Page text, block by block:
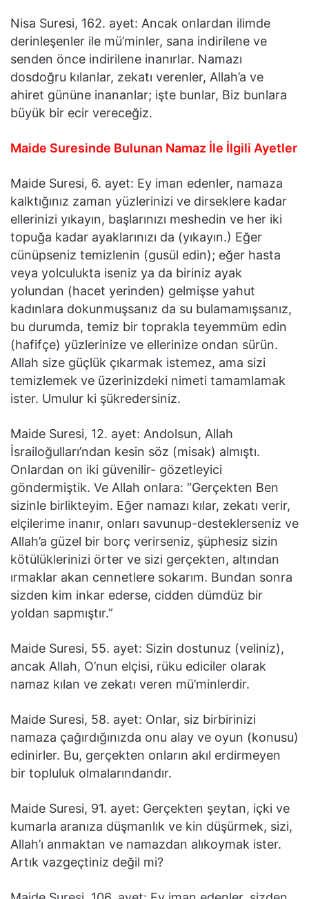
Nisa Suresi, 162. ayet: Ancak onlardan ilimde
derinleşenler ile mü’minler, sana indirilene ve
senden önce indirilene inanırlar. Namazı
dosdoğru kılanlar, zekatı verenler, Allah’a ve
ahiret gününe inananlar; işte bunlar, Biz bunlara
büyük bir ecir vereceğiz.
Maide Suresinde Bulunan Namaz İle İlgili Ayetler
Maide Suresi, 6. ayet: Ey iman edenler, namaza
kalktığınız zaman yüzlerinizi ve dirseklere kadar
ellerinizi yıkayın, başlarınızı meshedin ve her iki
topuğa kadar ayaklarınızı da (yıkayın.) Eğer
cünüpseniz temizlenin (gusül edin); eğer hasta
veya yolculukta iseniz ya da biriniz ayak
yolundan (hacet yerinden) gelmişse yahut
kadınlara dokunmuşsanız da su bulamamışsanız,
bu durumda, temiz bir toprakla teyemmüm edin
(hafifçe) yüzlerinize ve ellerinize ondan sürün.
Allah size güçlük çıkarmak istemez, ama sizi
temizlemek ve üzerinizdeki nimeti tamamlamak
ister. Umulur ki şükredersiniz.
Maide Suresi, 12. ayet: Andolsun, Allah
İsrailoğulları’ndan kesin söz (misak) almıştı.
Onlardan on iki güvenilir- gözetleyici
göndermiştik. Ve Allah onlara: “Gerçekten Ben
sizinle birlikteyim. Eğer namazı kılar, zekatı verir,
elçilerime inanır, onları savunup-desteklerseniz ve
Allah’a güzel bir borç verirseniz, şüphesiz sizin
kötülüklerinizi örter ve sizi gerçekten, altından
ırmaklar akan cennetlere sokarım. Bundan sonra
sizden kim inkar ederse, cidden dümdüz bir
yoldan sapmıştır.”
Maide Suresi, 55. ayet: Sizin dostunuz (veliniz),
ancak Allah, O’nun elçisi, rüku ediciler olarak
namaz kılan ve zekatı veren mü’minlerdir.
Maide Suresi, 58. ayet: Onlar, siz birbirinizi
namaza çağırdığınızda onu alay ve oyun (konusu)
edinirler. Bu, gerçekten onların akıl erdirmeyen
bir topluluk olmalarındandır.
Maide Suresi, 91. ayet: Gerçekten şeytan, içki ve
kumarla aranıza düşmanlık ve kin düşürmek, sizi,
Allah’ı anmaktan ve namazdan alıkoymak ister.
Artık vazgeçtiniz değil mi?